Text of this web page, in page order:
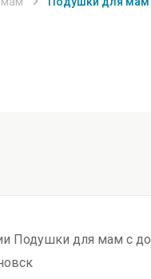
Подушки для мам с